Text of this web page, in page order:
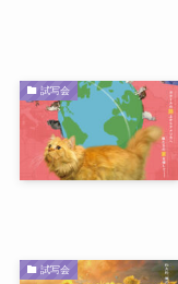
試写会
試写会